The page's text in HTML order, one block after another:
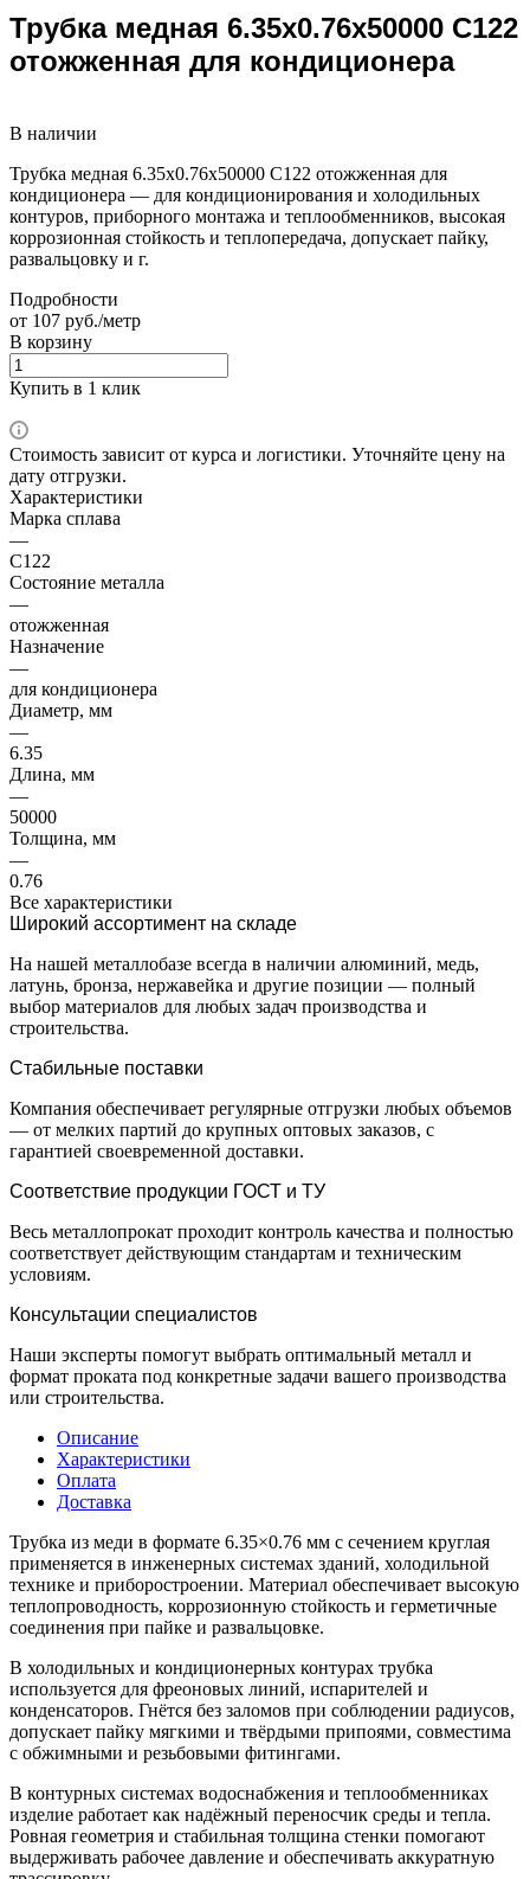
Трубка медная 6.35х0.76х50000 С122
отожженная для кондиционера
В наличии
Трубка медная 6.35х0.76х50000 С122 отожженная для
кондиционера — для кондиционирования и холодильных
контуров, приборного монтажа и теплообменников, высокая
коррозионная стойкость и теплопередача, допускает пайку,
развальцовку и г.
Подробности
от 107 руб./метр
В корзину
Купить в 1 клик
Стоимость зависит от курса и логистики. Уточняйте цену на
дату отгрузки.
Характеристики
Марка сплава
—
С122
Состояние металла
—
отожженная
Назначение
—
для кондиционера
Диаметр, мм
—
6.35
Длина, мм
—
50000
Толщина, мм
—
0.76
Все характеристики
Широкий ассортимент на складе
На нашей металлобазе всегда в наличии алюминий, медь,
латунь, бронза, нержавейка и другие позиции — полный
выбор материалов для любых задач производства и
строительства.
Стабильные поставки
Компания обеспечивает регулярные отгрузки любых объемов
— от мелких партий до крупных оптовых заказов, с
гарантией своевременной доставки.
Соответствие продукции ГОСТ и ТУ
Весь металлопрокат проходит контроль качества и полностью
соответствует действующим стандартам и техническим
условиям.
Консультации специалистов
Наши эксперты помогут выбрать оптимальный металл и
формат проката под конкретные задачи вашего производства
или строительства.
Описание
Характеристики
Оплата
Доставка
Трубка из меди в формате 6.35×0.76 мм с сечением круглая
применяется в инженерных системах зданий, холодильной
технике и приборостроении. Материал обеспечивает высокую
теплопроводность, коррозионную стойкость и герметичные
соединения при пайке и развальцовке.
В холодильных и кондиционерных контурах трубка
используется для фреоновых линий, испарителей и
конденсаторов. Гнётся без заломов при соблюдении радиусов,
допускает пайку мягкими и твёрдыми припоями, совместима
с обжимными и резьбовыми фитингами.
В контурных системах водоснабжения и теплообменниках
изделие работает как надёжный переносчик среды и тепла.
Ровная геометрия и стабильная толщина стенки помогают
выдерживать рабочее давление и обеспечивать аккуратную